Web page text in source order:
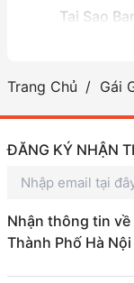
Tại Sao
Lựa chọn gái
gần trung tâm
Ngoài ra, dịch
linh hoạt, phù
CÁC
Các
Dịch vụ gái gọi
để phục vụ
Trang Chủ Gái
ĐĂNG KÝ NHẬN
Nhận thông tin về
Thành Phố Hà Nội